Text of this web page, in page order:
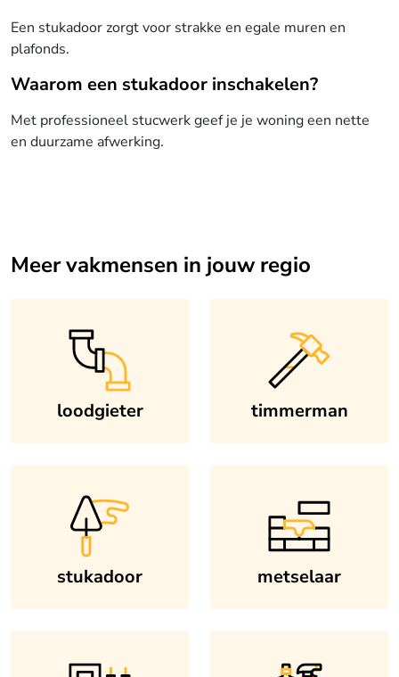
Een stukadoor zorgt voor strakke en egale muren en
plafonds.
Waarom een stukadoor inschakelen?
Met professioneel stucwerk geef je je woning een nette
en duurzame afwerking.
Meer vakmensen in jouw regio
loodgieter timmerman
stukadoor metselaar